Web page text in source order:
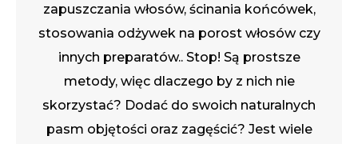
zapuszczania włosów, ścinania końcówek,
stosowania odżywek na porost włosów czy
innych preparatów.. Stop! Są prostsze
metody, więc dlaczego by z nich nie
skorzystać? Dodać do swoich naturalnych
pasm objętości oraz zagęścić? Jest wiele